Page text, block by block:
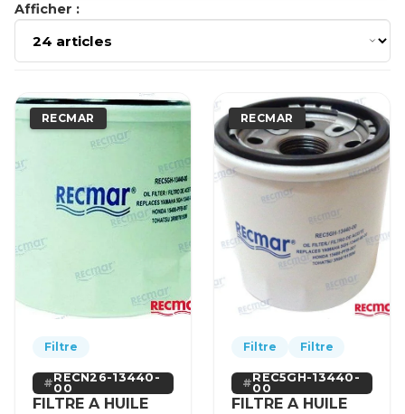
Afficher :
RECMAR
Filtre
RECN26-13440-
00
FILTRE A HUILE
RECMAR
Filtre Filtre
REC5GH-13440-
00
FILTRE A HUILE